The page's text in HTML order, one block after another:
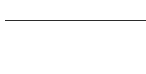
hvězdiček.